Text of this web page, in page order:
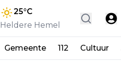
25°C
Heldere Hemel
Gemeente 112 Cultuur